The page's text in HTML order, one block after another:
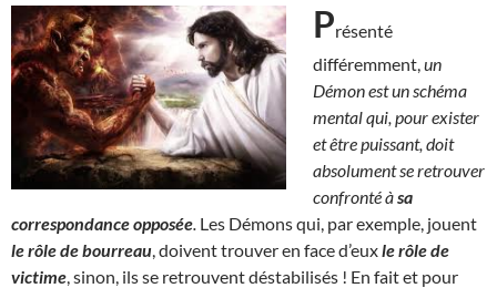
Présenté
différemment, un
Démon est un schéma
mental qui, pour exister
et être puissant, doit
absolument se retrouver
confronté àsa
correspondance opposée Les Démons qui, par exemple, jouent
le rôle de bourreau , doivent trouver en face d’euxle rôle de
victime , sinon, ils se retrouvent déstabilisés ! En fait et pour